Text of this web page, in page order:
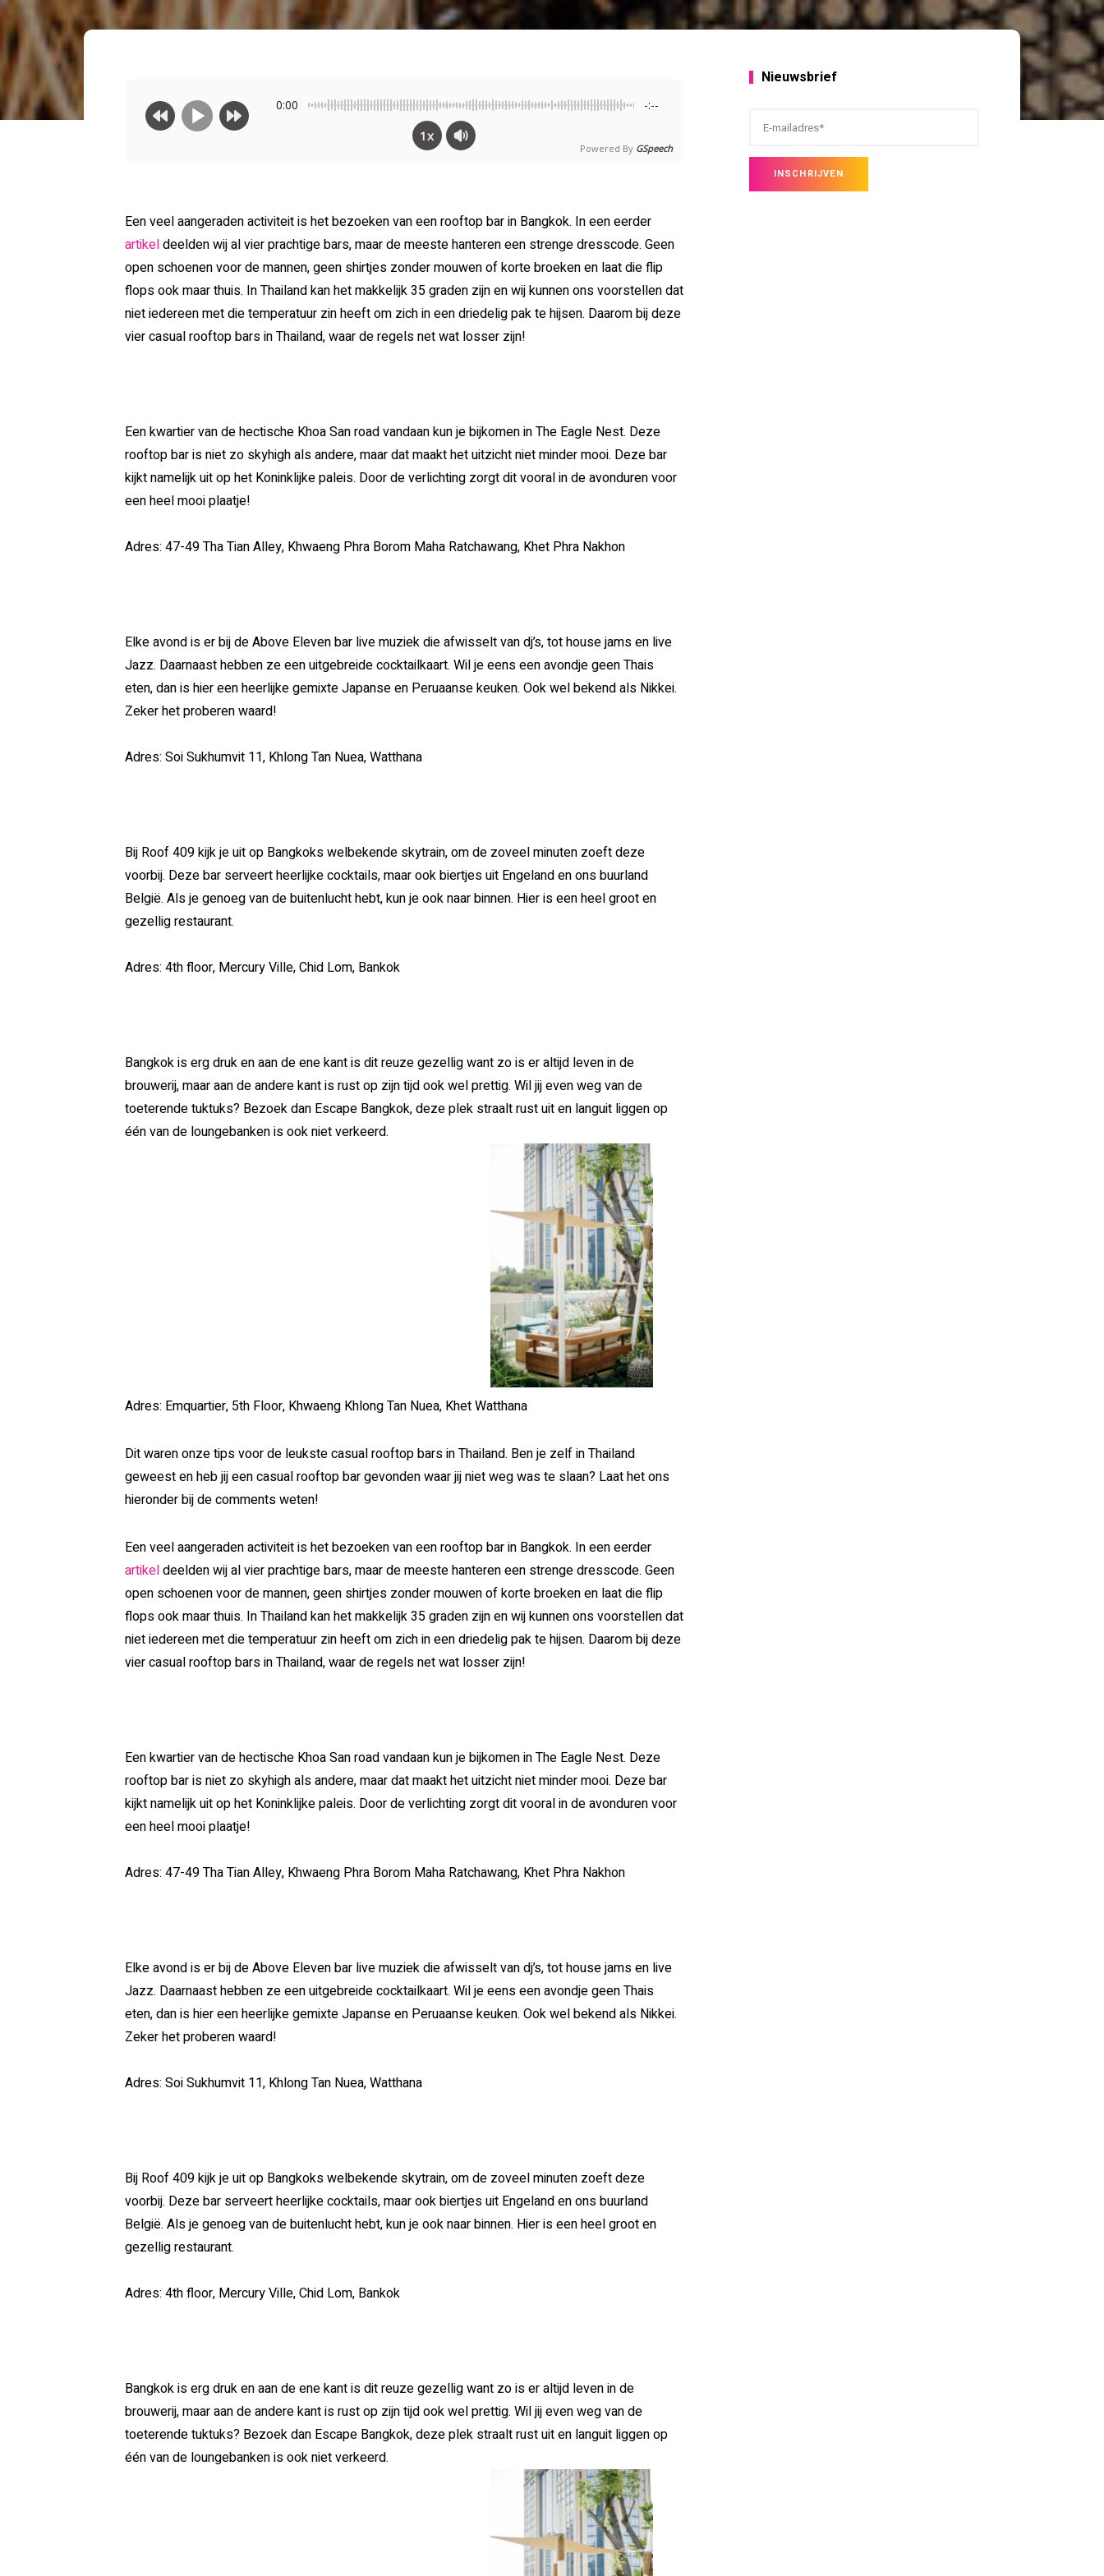
0:00 -:--
1x
Powered By GSpeech
Een veel aangeraden activiteit is het bezoeken van een rooftop bar in Bangkok. In een eerder
artikeldeelden wij al vier prachtige bars, maar de meeste hanteren een strenge dresscode. Geen
open schoenen voor de mannen, geen shirtjes zonder mouwen of korte broeken en laat die flip
flops ook maar thuis. In Thailand kan het makkelijk 35 graden zijn en wij kunnen ons voorstellen dat
niet iedereen met die temperatuur zin heeft om zich in een driedelig pak te hijsen. Daarom bij deze
vier casual rooftop bars in Thailand, waar de regels net wat losser zijn!
Een kwartier van de hectische Khoa San road vandaan kun je bijkomen in The Eagle Nest. Deze
rooftop bar is niet zo skyhigh als andere, maar dat maakt het uitzicht niet minder mooi. Deze bar
kijkt namelijk uit op het Koninklijke paleis. Door de verlichting zorgt dit vooral in de avonduren voor
een heel mooi plaatje!
Adres: 47-49 Tha Tian Alley, Khwaeng Phra Borom Maha Ratchawang, Khet Phra Nakhon
Elke avond is er bij de Above Eleven bar live muziek die afwisselt van dj’s, tot house jams en live
Jazz. Daarnaast hebben ze een uitgebreide cocktailkaart. Wil je eens een avondje geen Thais
eten, dan is hier een heerlijke gemixte Japanse en Peruaanse keuken. Ook wel bekend als Nikkei.
Zeker het proberen waard!
Adres: Soi Sukhumvit 11, Khlong Tan Nuea, Watthana
Bij Roof 409 kijk je uit op Bangkoks welbekende skytrain, om de zoveel minuten zoeft deze
voorbij. Deze bar serveert heerlijke cocktails, maar ook biertjes uit Engeland en ons buurland
België. Als je genoeg van de buitenlucht hebt, kun je ook naar binnen. Hier is een heel groot en
gezellig restaurant.
Adres: 4th floor, Mercury Ville, Chid Lom, Bankok
Bangkok is erg druk en aan de ene kant is dit reuze gezellig want zo is er altijd leven in de
brouwerij, maar aan de andere kant is rust op zijn tijd ook wel prettig. Wil jij even weg van de
toeterende tuktuks? Bezoek dan Escape Bangkok, deze plek straalt rust uit en languit liggen op
één van de loungebanken is ook niet verkeerd.
Adres: Emquartier, 5th Floor, Khwaeng Khlong Tan Nuea, Khet Watthana
Dit waren onze tips voor de leukste casual rooftop bars in Thailand. Ben je zelf in Thailand
geweest en heb jij een casual rooftop bar gevonden waar jij niet weg was te slaan? Laat het ons
hieronder bij de comments weten!
Een veel aangeraden activiteit is het bezoeken van een rooftop bar in Bangkok. In een eerder
artikeldeelden wij al vier prachtige bars, maar de meeste hanteren een strenge dresscode. Geen
open schoenen voor de mannen, geen shirtjes zonder mouwen of korte broeken en laat die flip
flops ook maar thuis. In Thailand kan het makkelijk 35 graden zijn en wij kunnen ons voorstellen dat
niet iedereen met die temperatuur zin heeft om zich in een driedelig pak te hijsen. Daarom bij deze
vier casual rooftop bars in Thailand, waar de regels net wat losser zijn!
Een kwartier van de hectische Khoa San road vandaan kun je bijkomen in The Eagle Nest. Deze
rooftop bar is niet zo skyhigh als andere, maar dat maakt het uitzicht niet minder mooi. Deze bar
kijkt namelijk uit op het Koninklijke paleis. Door de verlichting zorgt dit vooral in de avonduren voor
een heel mooi plaatje!
Adres: 47-49 Tha Tian Alley, Khwaeng Phra Borom Maha Ratchawang, Khet Phra Nakhon
Elke avond is er bij de Above Eleven bar live muziek die afwisselt van dj’s, tot house jams en live
Jazz. Daarnaast hebben ze een uitgebreide cocktailkaart. Wil je eens een avondje geen Thais
eten, dan is hier een heerlijke gemixte Japanse en Peruaanse keuken. Ook wel bekend als Nikkei.
Zeker het proberen waard!
Adres: Soi Sukhumvit 11, Khlong Tan Nuea, Watthana
Bij Roof 409 kijk je uit op Bangkoks welbekende skytrain, om de zoveel minuten zoeft deze
voorbij. Deze bar serveert heerlijke cocktails, maar ook biertjes uit Engeland en ons buurland
België. Als je genoeg van de buitenlucht hebt, kun je ook naar binnen. Hier is een heel groot en
gezellig restaurant.
Adres: 4th floor, Mercury Ville, Chid Lom, Bankok
Bangkok is erg druk en aan de ene kant is dit reuze gezellig want zo is er altijd leven in de
brouwerij, maar aan de andere kant is rust op zijn tijd ook wel prettig. Wil jij even weg van de
toeterende tuktuks? Bezoek dan Escape Bangkok, deze plek straalt rust uit en languit liggen op
één van de loungebanken is ook niet verkeerd.
Nieuwsbrief
Mis niets nieuws